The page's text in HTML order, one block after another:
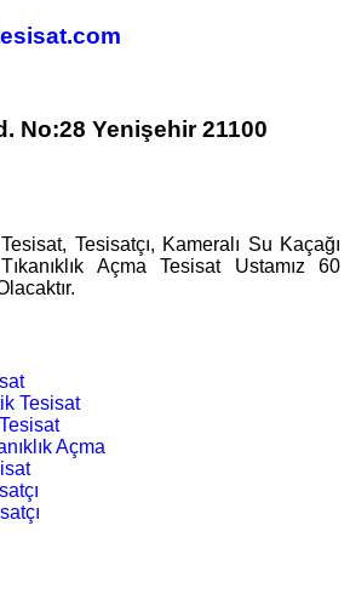
No:28 Yenişehir 21100
Tesisatçı, Kameralı Su Kaçağı
Açma Tesisat Ustamız 60
Tesisat
Açma